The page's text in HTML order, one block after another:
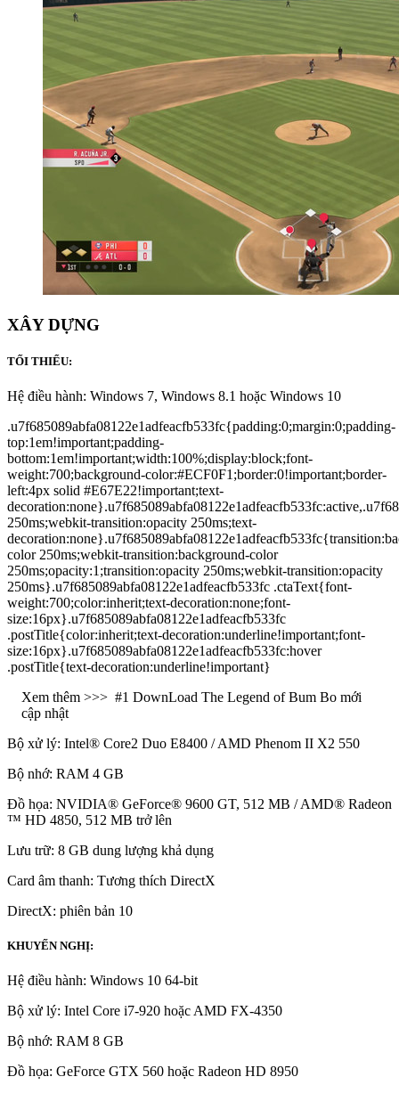
XÂY DỰNG
TỐI THIỂU:
Hệ điều hành: Windows 7, Windows 8.1 hoặc Windows 10
.u7f685089abfa08122e1adfeacfb533fc{padding:0;margin:0;padding-
top:1em!important;padding-
bottom:1em!important;width:100%;display:block;font-
weight:700;background-color:#ECF0F1;border:0!important;border-
left:4px solid #E67E22!important;text-
250ms;webkit-transition:opacity 250ms;text-
color 250ms;webkit-transition:background-color
250ms;opacity:1;transition:opacity 250ms;webkit-transition:opacity
250ms}.u7f685089abfa08122e1adfeacfb533fc .ctaText{font-
weight:700;color:inherit;text-decoration:none;font-
size:16px}.u7f685089abfa08122e1adfeacfb533fc
.postTitle{color:inherit;text-decoration:underline!important;font-
size:16px}.u7f685089abfa08122e1adfeacfb533fc:hover
.postTitle{text-decoration:underline!important}
Xem thêm >>> #1 DownLoad The Legend of Bum Bo mới
cập nhật
Bộ xử lý: Intel® Core2 Duo E8400 / AMD Phenom II X2 550
Bộ nhớ: RAM 4 GB
Đồ họa: NVIDIA® GeForce® 9600 GT, 512 MB / AMD® Radeon
™ HD 4850, 512 MB trở lên
Lưu trữ: 8 GB dung lượng khả dụng
Card âm thanh: Tương thích DirectX
DirectX: phiên bản 10
KHUYẾN NGHỊ:
Hệ điều hành: Windows 10 64-bit
Bộ xử lý: Intel Core i7-920 hoặc AMD FX-4350
Bộ nhớ: RAM 8 GB
Đồ họa: GeForce GTX 560 hoặc Radeon HD 8950